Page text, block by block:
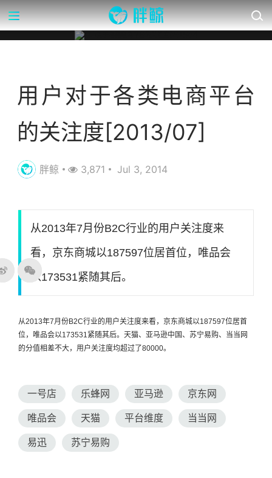
用户对于各类电商平台
的关注度[2013/07]
胖鲸 3,871 Jul 3, 2014
从2013年7月份B2C行业的用户关注度来
看，京东商城以187597位居首位，唯品会
以173531紧随其后。
从2013年7月份B2C行业的用户关注度来看，京东商城以187597位居首
位，唯品会以173531紧随其后。天猫、亚马逊中国、苏宁易购、当当网
的分值相差不大，用户关注度均超过了80000。
一号店 乐蜂网 亚马逊 京东网
唯品会 天猫 平台维度 当当网
易迅 苏宁易购